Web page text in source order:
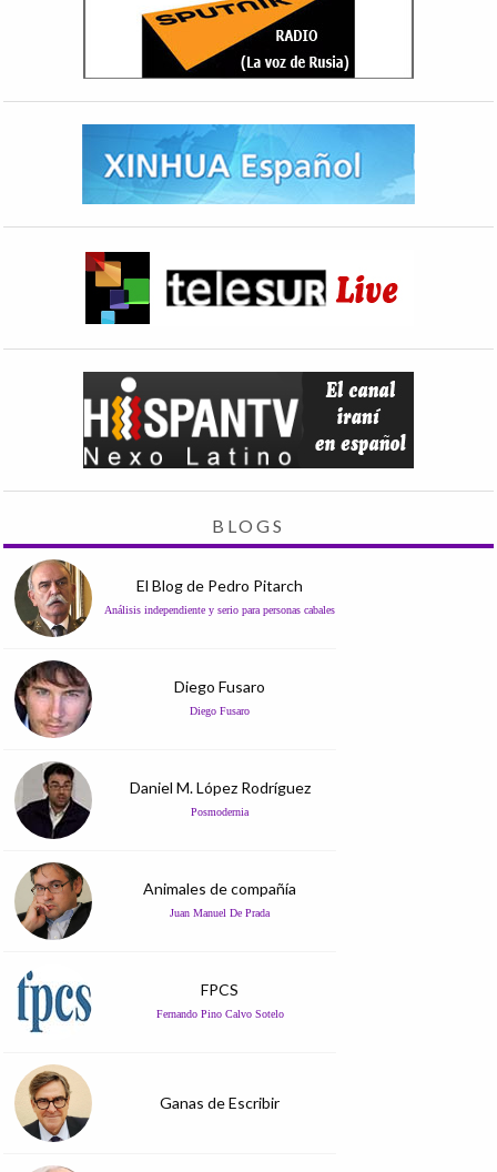
BLOGS
El Blog de Pedro Pitarch
Análisis independiente y serio para personas cabales
Diego Fusaro
Diego Fusaro
Daniel M. López Rodríguez
Posmodernia
Animales de compañía
Juan Manuel De Prada
FPCS
Fernando Pino Calvo Sotelo
Ganas de Escribir